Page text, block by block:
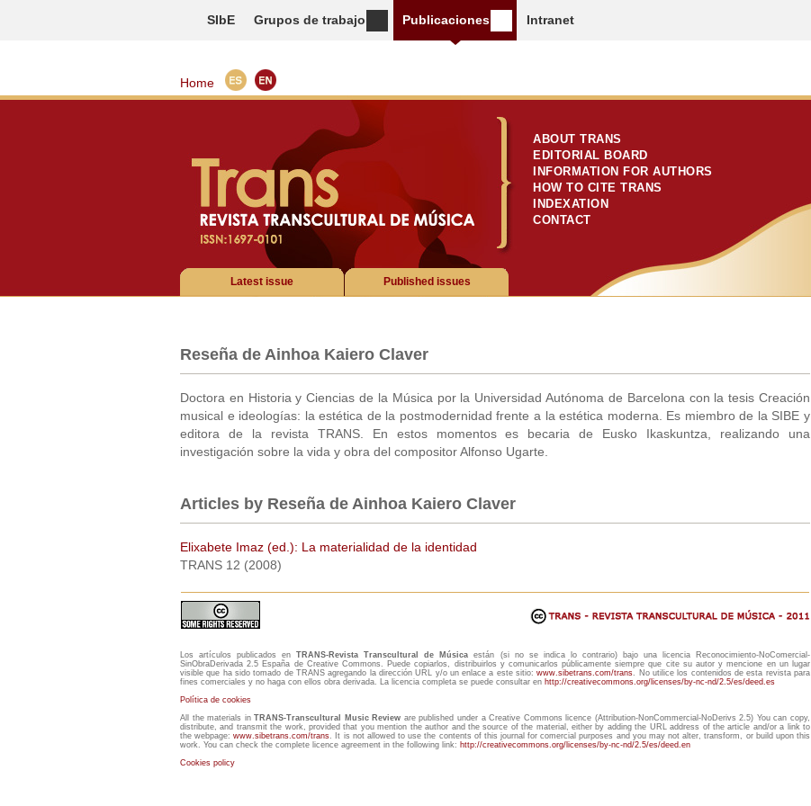
SIbE Grupos de trabajo Publicaciones Intranet
Home
ABOUT TRANS
EDITORIAL BOARD
INFORMATION FOR AUTHORS
HOW TO CITE TRANS
INDEXATION
CONTACT
Published issues
Latest issue
Reseña de Ainhoa Kaiero Claver
Doctora en Historia y Ciencias de la Música por la Universidad Autónoma de Barcelona con la tesis Creación
musical e ideologías: la estética de la postmodernidad frente a la estética moderna. Es miembro de la SIBE y
editora de la revista TRANS. En estos momentos es becaria de Eusko Ikaskuntza, realizando una
investigación sobre la vida y obra del compositor Alfonso Ugarte.
Articles by Reseña de Ainhoa Kaiero Claver
Elixabete Imaz (ed.): La materialidad de la identidad
TRANS 12 (2008)
Los artículos publicados enTRANS-Revista Transcultural de Música están (si no se indica lo contrario) bajo una licencia Reconocimiento-NoComercial-
SinObraDerivada 2.5 España de Creative Commons. Puede copiarlos, distribuirlos y comunicarlos públicamente siempre que cite su autor y mencione en un lugar
visible que ha sido tomado de TRANS agregando la dirección URL y/o un enlace a este sitio:www.sibetrans.com/trans. No utilice los contenidos de esta revista para
fines comerciales y no haga con ellos obra derivada. La licencia completa se puede consultar en http://creativecommons.org/licenses/by-nc-nd/2.5/es/deed.es
Política de cookies
All the materials inTRANS-Transcultural Music Review are published under a Creative Commons licence (Attribution-NonCommercial-NoDerivs 2.5) You can copy,
distribute, and transmit the work, provided that you mention the author and the source of the material, either by adding the URL address of the article and/or a link to
the webpage:www.sibetrans.com/trans. It is not allowed to use the contents of this journal for comercial purposes and you may not alter, transform, or build upon this
work. You can check the complete licence agreement in the following link: http://creativecommons.org/licenses/by-nc-nd/2.5/es/deed.en
Cookies policy